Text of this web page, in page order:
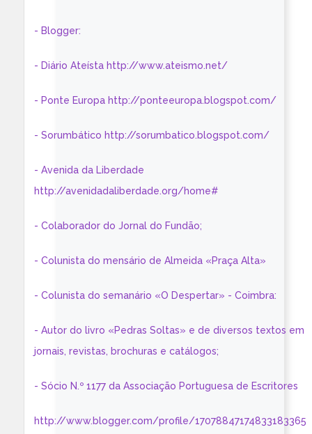
- Blogger:
- Diário Ateísta http://www.ateismo.net/
- Ponte Europa http://ponteeuropa.blogspot.com/
- Sorumbático http://sorumbatico.blogspot.com/
- Avenida da Liberdade
http://avenidadaliberdade.org/home#
- Colaborador do Jornal do Fundão;
- Colunista do mensário de Almeida «Praça Alta»
- Colunista do semanário «O Despertar» - Coimbra:
- Autor do livro «Pedras Soltas» e de diversos textos em
jornais, revistas, brochuras e catálogos;
- Sócio N.º 1177 da Associação Portuguesa de Escritores
http://www.blogger.com/profile/17078847174833183365